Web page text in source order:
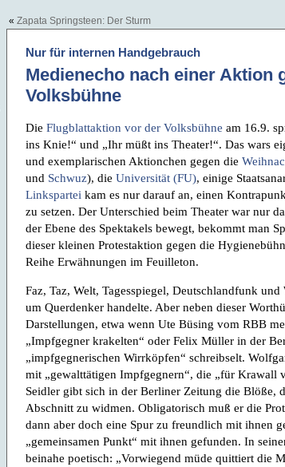
« Zapata Springsteen: Der Sturm
Nur für internen Handgebrauch
Medienecho nach einer Aktion
Volksbühne
Die Flugblattaktion vor der Volksbühne am 16.9.
ins Knie!“ und „Ihr müßt ins Theater!“. Das wars
und exemplarischen Aktionchen gegen die
und Schwuz), die Universität (FU), einige
Linkspartei kam es nur darauf an, einen
zu setzen. Der Unterschied beim Theater war nur
der Ebene des Spektakels bewegt, bekommt man
dieser kleinen Protestaktion gegen die
Reihe Erwähnungen im Feuilleton.
Faz, Taz, Welt, Tagesspiegel, Deutschlandfunk
um Querdenker handelte. Aber neben dieser
Darstellungen, etwa wenn Ute Büsing vom RBB
„Impfgegner krakelten“ oder Felix Müller in der
„impfgegnerischen Wirrköpfen“ schreibselt.
mit „gewalttätigen Impfgegnern“, die „für Krawall
Seidler gibt sich in der Berliner Zeitung die Blöße,
Abschnitt zu widmen. Obligatorisch muß er die
dann aber doch eine Spur zu freundlich mit ihnen
„gemeinsamen Punkt“ mit ihnen gefunden. In
beinahe poetisch: „Vorwiegend müde quittiert die